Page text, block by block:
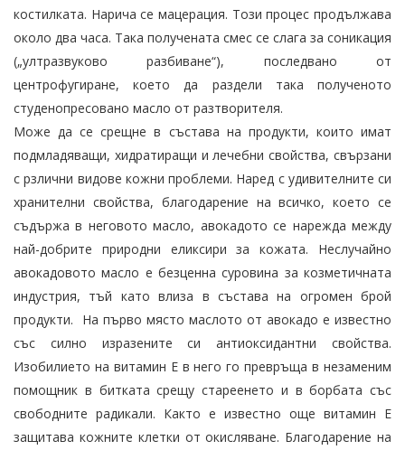
костилката. Нарича се мацерация. Този процес продължава
около два часа. Така получената смес се слага за соникация
(„ултразвуково разбиване“), последвано от
центрофугиране, което да раздели така полученото
студенопресовано масло от разтворителя.
Може да се срещне в състава на продукти, които имат
подмладяващи, хидратиращи и лечебни свойства, свързани
с рзлични видове кожни проблеми. Наред с удивителните си
хранителни свойства, благодарение на всичко, което се
съдържа в неговото масло, авокадото се нарежда между
най-добрите природни еликсири за кожата. Неслучайно
авокадовото масло е безценна суровина за козметичната
индустрия, тъй като влиза в състава на огромен брой
продукти. На първо място маслото от авокадо е известно
със силно изразените си антиоксидантни свойства.
Изобилието на витамин Е в него го превръща в незаменим
помощник в битката срещу стареенето и в борбата със
свободните радикали. Както е известно още витамин Е
защитава кожните клетки от окисляване. Благодарение на